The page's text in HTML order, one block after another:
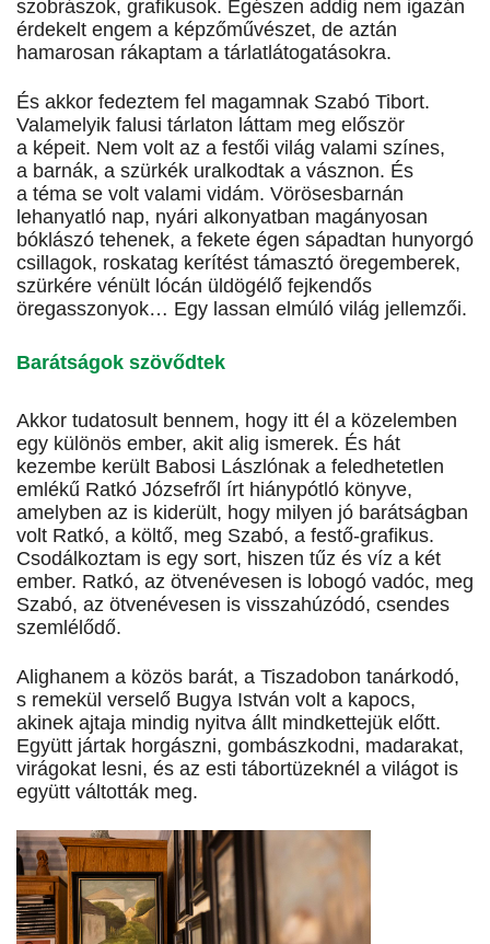
szobrászok, grafikusok. Egészen addig nem igazán
érdekelt engem a képzőművészet, de aztán
hamarosan rákaptam a tárlatlátogatásokra.
És akkor fedeztem fel magamnak Szabó Tibort.
Valamelyik falusi tárlaton láttam meg először
a képeit. Nem volt az a festői világ valami színes,
a barnák, a szürkék uralkodtak a vásznon. És
a téma se volt valami vidám. Vörösesbarnán
lehanyatló nap, nyári alkonyatban magányosan
bóklászó tehenek, a fekete égen sápadtan hunyorgó
csillagok, roskatag kerítést támasztó öregemberek,
szürkére vénült lócán üldögélő fejkendős
öregasszonyok… Egy lassan elmúló világ jellemzői.
Barátságok szövődtek
Akkor tudatosult bennem, hogy itt él a közelemben
egy különös ember, akit alig ismerek. És hát
kezembe került Babosi Lászlónak a feledhetetlen
emlékű Ratkó Józsefről írt hiánypótló könyve,
amelyben az is kiderült, hogy milyen jó barátságban
volt Ratkó, a költő, meg Szabó, a festő-grafikus.
Csodálkoztam is egy sort, hiszen tűz és víz a két
ember. Ratkó, az ötvenévesen is lobogó vadóc, meg
Szabó, az ötvenévesen is visszahúzódó, csendes
szemlélődő.
Alighanem a közös barát, a Tiszadobon tanárkodó,
s remekül verselő Bugya István volt a kapocs,
akinek ajtaja mindig nyitva állt mindkettejük előtt.
Együtt jártak horgászni, gombászkodni, madarakat,
virágokat lesni, és az esti tábortüzeknél a világot is
együtt váltották meg.